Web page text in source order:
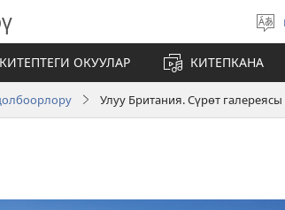
ОКУУЛАР КИТЕПКАНА
Улуу Британия. Сүрөт